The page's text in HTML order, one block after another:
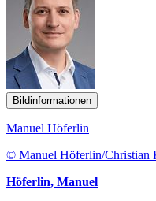
Bildinformationen
Manuel Höferlin
© Manuel Höferlin/Christian
Höferlin, Manuel